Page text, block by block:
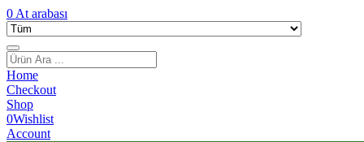
0At arabası
Home
Checkout
Shop
0Wishlist
Account